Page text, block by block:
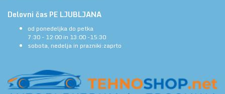
Delovni čas PE LJUBLJANA
od ponedeljka do petka
7:30 - 12:00 in 13:00 -15:30
sobota, nedelja in prazniki:zaprto